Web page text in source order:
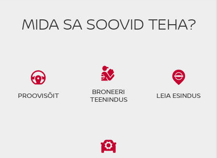
MIDA SA SOOVID TEHA?
PROOVISÕIT
BRONEERI
TEENINDUS
LEIA ESINDUS